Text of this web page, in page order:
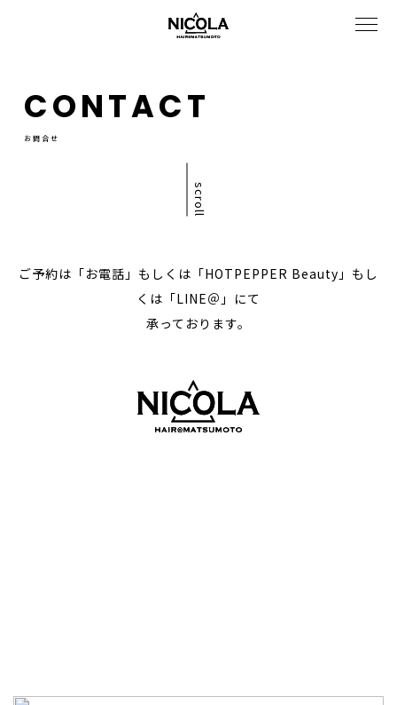
CONTACT
お問合せ
scroll
ご予約は「お電話」もしくは「HOTPEPPER Beauty」もし
くは「LINE＠」にて
承っております。